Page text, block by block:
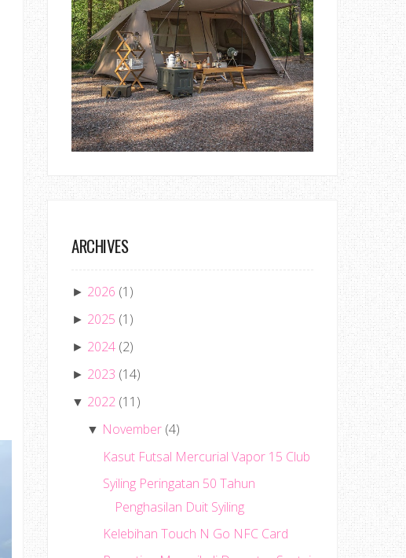
ARCHIVES
► 2026 (1)
► 2025 (1)
► 2024 (2)
► 2023 (14)
▼ 2022 (11)
▼ November (4)
Kasut Futsal Mercurial Vapor 15 Club
Syiling Peringatan 50 Tahun
Penghasilan Duit Syiling
Kelebihan Touch N Go NFC Card